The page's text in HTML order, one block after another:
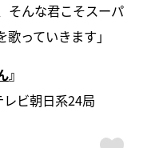
そんな君こそスーパ
っていきます」
』
ビ朝日系24局